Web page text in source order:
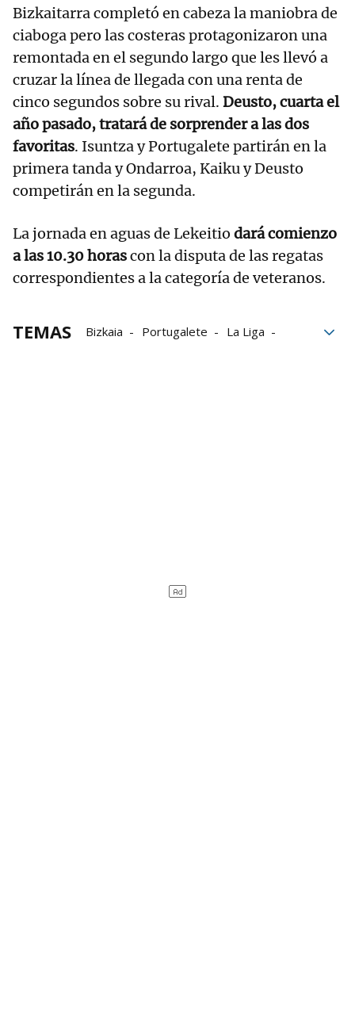
Bizkaitarra completó en cabeza la maniobra de
ciaboga pero las costeras protagonizaron una
remontada en el segundo largo que les llevó a
cruzar la línea de llegada con una renta de
cinco segundos sobre su rival. Deusto, cuarta el
año pasado, tratará de sorprender a las dos
favoritas. Isuntza y Portugalete partirán en la
primera tanda y Ondarroa, Kaiku y Deusto
competirán en la segunda.
La jornada en aguas de Lekeitio dará comienzo
a las 10.30 horascon la disputa de las regatas
correspondientes a la categoría de veteranos.
TEMAS Bizkaia Portugalete
La Liga